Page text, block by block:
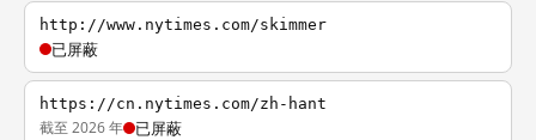
http://www.nytimes.com/skimmer
已屏蔽
https://cn.nytimes.com/zh-hant
截至 2026 年 已屏蔽